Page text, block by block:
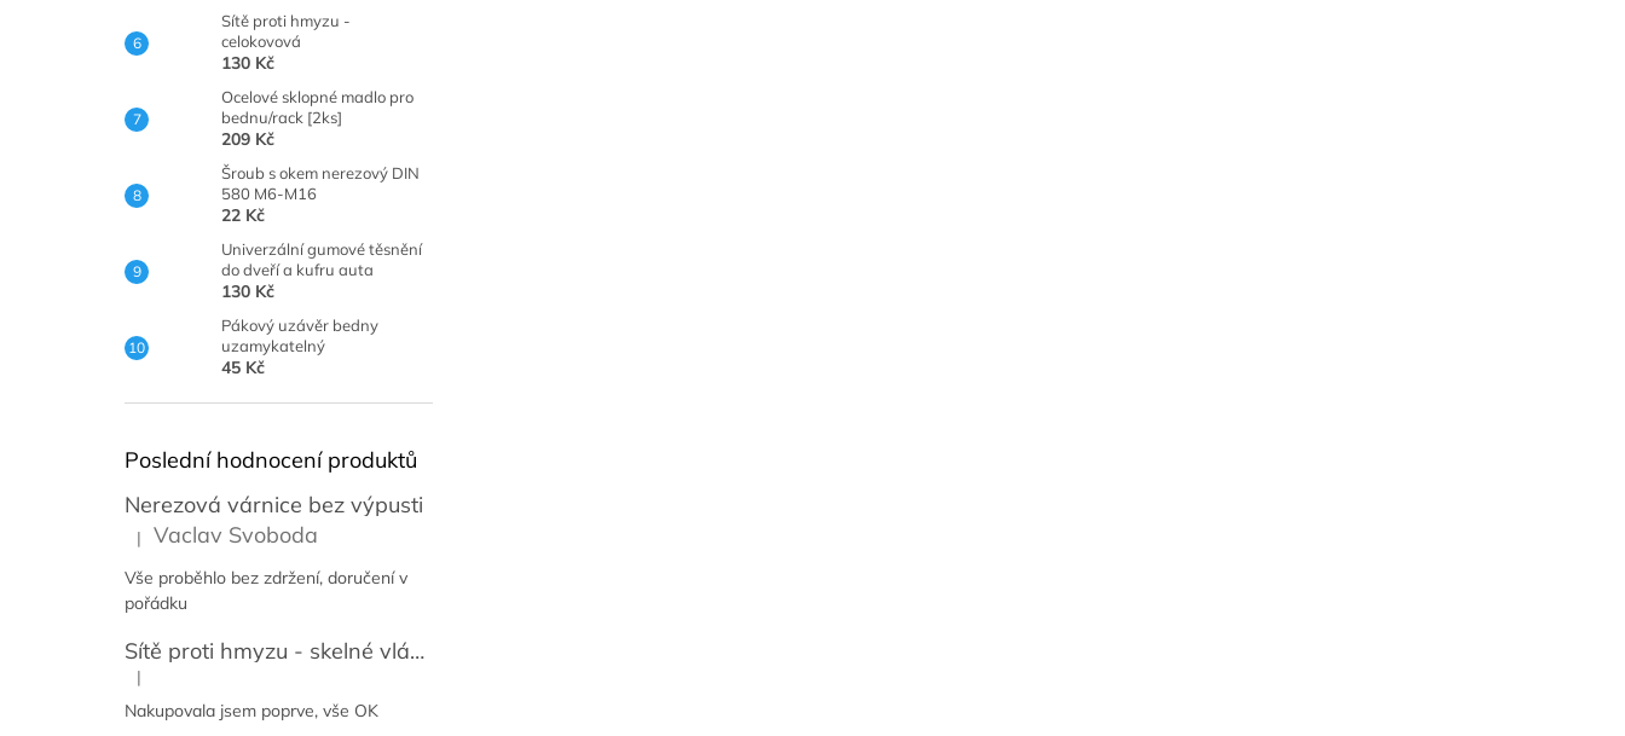
Sítě proti hmyzu -
celokovová
130 Kč
Ocelové sklopné madlo pro
bednu/rack [2ks]
209 Kč
Šroub s okem nerezový DIN
580 M6-M16
22 Kč
Univerzální gumové těsnění
do dveří a kufru auta
130 Kč
Pákový uzávěr bedny
uzamykatelný
45 Kč
Poslední hodnocení produktů
Nerezová várnice bez výpusti
Hodnocení produktu je 5 z 5 hvězdiček.
| Vaclav Svoboda
Vše proběhlo bez zdržení, doručení v
pořádku
Sítě proti hmyzu - skelné vlákno + PVC
Hodnocení produktu je 5 z 5 hvězdiček.
|
Nakupovala jsem poprve, vše OK